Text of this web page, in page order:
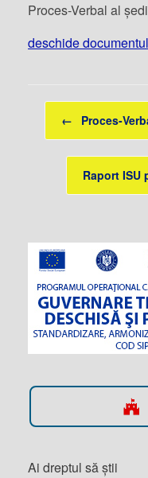
Proces-Verbal al
deschide
Post navigation
← Proces-
Raport
Ai dreptul să știi